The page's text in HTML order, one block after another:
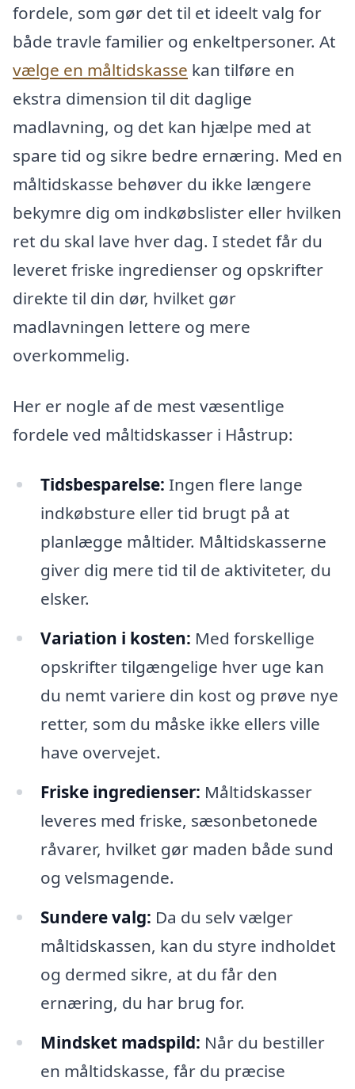
fordele, som gør det til et ideelt valg for
både travle familier og enkeltpersoner. At
vælge en måltidskasse kan tilføre en
ekstra dimension til dit daglige
madlavning, og det kan hjælpe med at
spare tid og sikre bedre ernæring. Med en
måltidskasse behøver du ikke længere
bekymre dig om indkøbslister eller hvilken
ret du skal lave hver dag. I stedet får du
leveret friske ingredienser og opskrifter
direkte til din dør, hvilket gør
madlavningen lettere og mere
overkommelig.
Her er nogle af de mest væsentlige
fordele ved måltidskasser i Håstrup:
Tidsbesparelse: Ingen flere lange
indkøbsture eller tid brugt på at
planlægge måltider. Måltidskasserne
giver dig mere tid til de aktiviteter, du
elsker.
Variation i kosten: Med forskellige
opskrifter tilgængelige hver uge kan
du nemt variere din kost og prøve nye
retter, som du måske ikke ellers ville
have overvejet.
Friske ingredienser: Måltidskasser
leveres med friske, sæsonbetonede
råvarer, hvilket gør maden både sund
og velsmagende.
Sundere valg: Da du selv vælger
måltidskassen, kan du styre indholdet
og dermed sikre, at du får den
ernæring, du har brug for.
Mindsket madspild: Når du bestiller
en måltidskasse, får du præcise